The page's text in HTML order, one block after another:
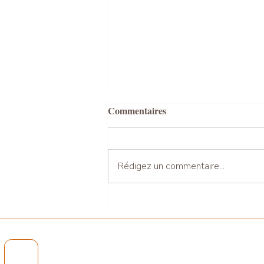
prochaine retraite
Commentaires
Rédigez un commentaire...